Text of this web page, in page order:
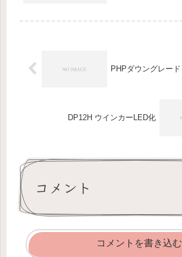
PHPダウングレード
DP12H ウインカーLED化
コメント
コメントを書き込む